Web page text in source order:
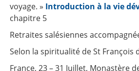
voyage. » Introduction à la vie
chapitre 5
Retraites salésiennes
Selon la spiritualité de St François
France, 23 – 31 Juillet, Monastère